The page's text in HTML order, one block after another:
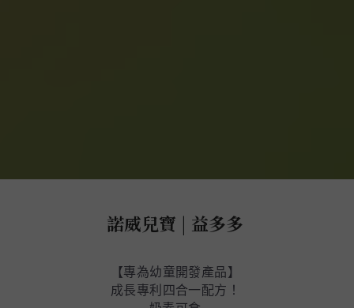
諾威兒寶 | 益多多
【專為幼童開發產品】
成長專利四合一配方！